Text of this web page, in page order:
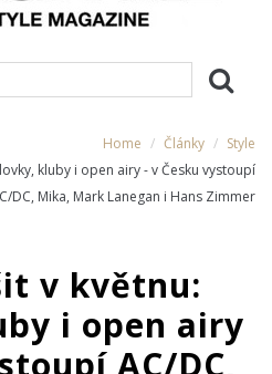
Home Články
Style
kluby i open airy - v Česku vystoupí
DC, Mika, Mark Lanegan i Hans Zimmer
v květnu:
i open airy
AC/DC,